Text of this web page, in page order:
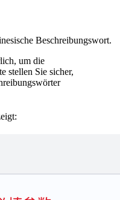
Beschreibungswort.
um die
stellen Sie sicher,